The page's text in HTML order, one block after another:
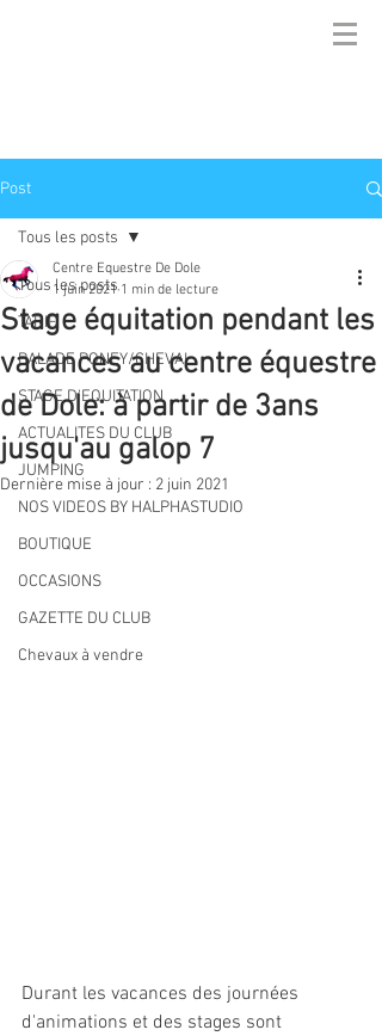
Post
Tous les posts
TARIF
BALADE PONEY/CHEVAL
STAGE D'EQUITATION
ACTUALITES DU CLUB
JUMPING
NOS VIDEOS BY HALPHASTUDIO
BOUTIQUE
OCCASIONS
GAZETTE DU CLUB
Chevaux à vendre
Tous les posts
Stage équitation pendant les
vacances au centre équestre
de Dole: à partir de 3ans
jusqu'au galop 7
Centre Equestre De Dole
1 juin 2021 1 min de lecture
Dernière mise à jour : 2 juin 2021
Durant les vacances des journées
d'animations et des stages sont